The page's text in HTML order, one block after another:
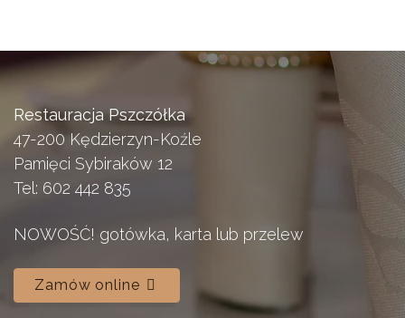
Restauracja Pszczółka
47-200 Kędzierzyn-Koźle
Pamięci Sybiraków 12
Tel: 602 442 835
NOWOŚĆ! gotówka, karta lub przelew
Zamów online